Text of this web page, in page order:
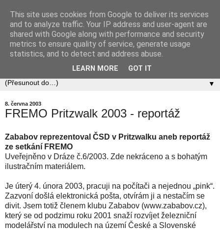
Zababov H0
Spolek Zababov - spolek železničních modelářů zabývající
se stavbou modelové železnice v měřítku 1:87.
▼
8. června 2003
FREMO Pritzwalk 2003 - reportáž
Zababov reprezentoval ČSD v Pritzwalku aneb reportáž
ze setkání FREMO
Uveřejněno v Dráze č.6/2003. Zde nekráceno a s bohatým
ilustračním materiálem.
Je úterý 4. února 2003, pracuji na počítači a nejednou „pink“.
Zazvoní došlá elektronická pošta, otvírám ji a nestačím se
divit. Jsem totiž členem klubu Zababov (www.zababov.cz),
který se od podzimu roku 2001 snaží rozvíjet železniční
modelářství na modulech na území České a Slovenské
This site uses cookies from Google to deliver its services
and to analyze traffic. Your IP address and user-agent are
shared with Google along with performance and security
metrics to ensure quality of service, generate usage
statistics, and to detect and address abuse.
LEARN MORE GOT IT